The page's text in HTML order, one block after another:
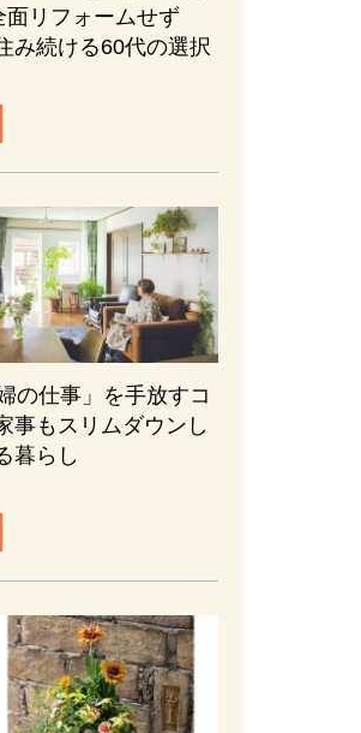
かれる【ネタ
#エンターテインメ
2026.08.01
面リフォームせず
み続ける60代の選択
の仕事」を手放すコ
事もスリムダウンし
暮らし